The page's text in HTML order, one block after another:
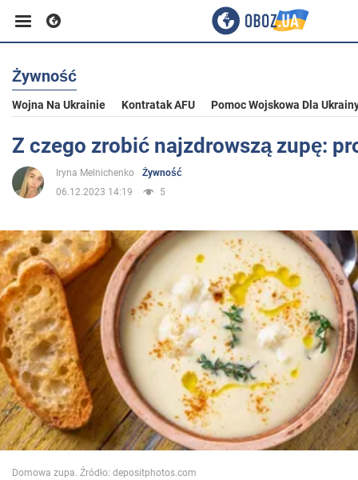
Biznes
Sport
Rozrywka
Życie
Polityka
Społeczeństwo
Wojna na Ukrainie
Świat
Żywność
Wojna Na Ukrainie Kontratak AFU Pomoc Wojskowa Dla
Z czego zrobić najzdrowszą zupę:
Iryna Melnichenko
Żywność
06.12.2023 14:19
5
Domowa zupa. Źródło: depositphotos.com